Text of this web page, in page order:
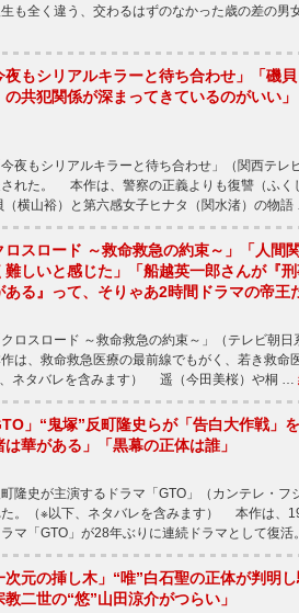
も全く違う、交わるはずのなかった歳の差の
夜もシリアルキラーと待ち合わせ」「磯
の共犯関係が深まってきているのがいい
夜もシリアルキラーと待ち合わせ」（関西テレ
れた。 本作は、警察の正義よりも復讐（ふく
横山裕）と第六感女子ヒナタ（関水渚）の物
ロスロード ～救命救急の約束～」「人間
難しいと感じた」「船越英一郎さんが『
ある』って、そりゃあ2時間ドラマの帝王
ロスロード ～救命救急の約束～」（テレビ朝日
は、救命救急医療の最前線でもがく、若き救命
ネタバレを含みます） 遥（今田美桜）や桐 …
」“鬼塚”反町隆史らが「告白大作戦」
は華がある」「黒幕の正体は誰」
隆史が主演するドラマ「GTO」（カンテレ・フ
た。（※以下、ネタバレを含みます） 本作は、
ラマ「GTO」が28年ぶりに連続ドラマとして復
次元の挿し木」“唯”白石聖の正体が判明
教二世の“悠”山田涼介がつらい」